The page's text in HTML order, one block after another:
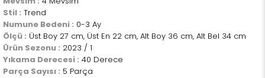
Stil : Trend
Numune Bedeni : 0-3 Ay
Ölçü : Üst Boy 27 cm, Üst En 22 cm, Alt Boy 36 cm, Alt Bel 34 cm
Ürün Sezonu : 2023 / 1
Yıkama Derecesi : 40 Derece
Parça Sayısı : 5 Parça